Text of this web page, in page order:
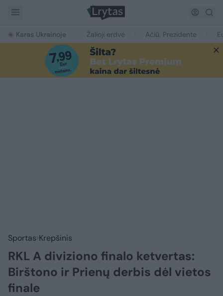
Karas Ukrainoje Žalioji erdvė Ačiū, Prezidente
Sportas Krepšinis
RKL A diviziono finalo ketvertas:
Birštono ir Prienų derbis dėl vietos
finale